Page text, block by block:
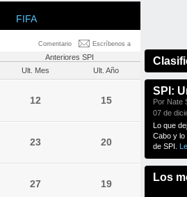
FIFA
Comentario Escríbenos a
Anteriores SPI
Ult. Mes Ult. Año
12 15
23 20
27 19
SPI:
Por Nate
07 de
Lo que
Cabo y lo
de SPI.
Los